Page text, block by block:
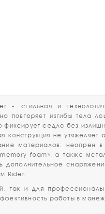
-стильная и
повторяет изгибы тела
фиксирует седло без
конструкция не утяжеляет
материалов: неопрен в
foam», а также
дополнительное
Rider.
так и для
работы в